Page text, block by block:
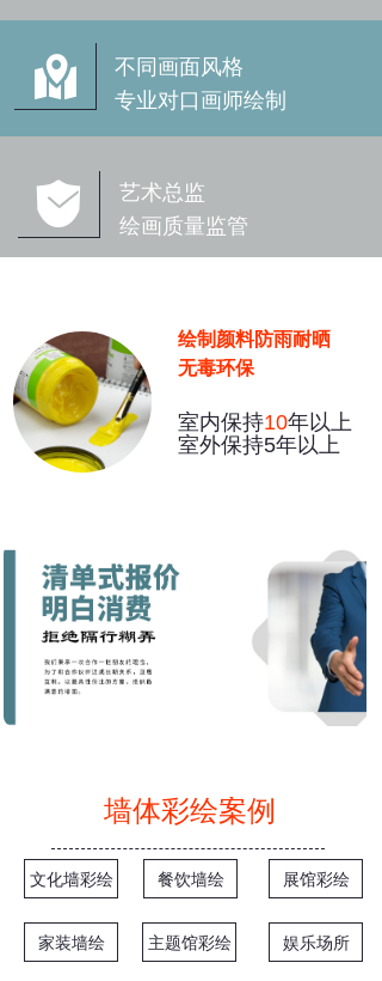
墙体彩绘案例
不同画面风格
专业对口画师绘制
낕
文化墙彩绘 餐饮墙绘 展馆彩绘
家装墙绘 主题馆彩绘 娱乐场所
绘制颜料防雨耐晒
无毒环保
室内保持10年以上
室外保持5年以上
艺术总监
绘画质量监管
녇